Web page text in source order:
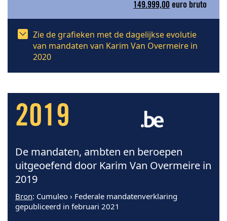
149.999,00 euro bruto
Zie de grafieken met de dagelijkse evolutie
van mandaten van Karim Van Overmeire in
2020
2019
De mandaten, ambten en beroepen
uitgeoefend door Karim Van Overmeire in
2019
Bron: Cumuleo › Federale mandatenverklaring
gepubliceerd in februari 2021